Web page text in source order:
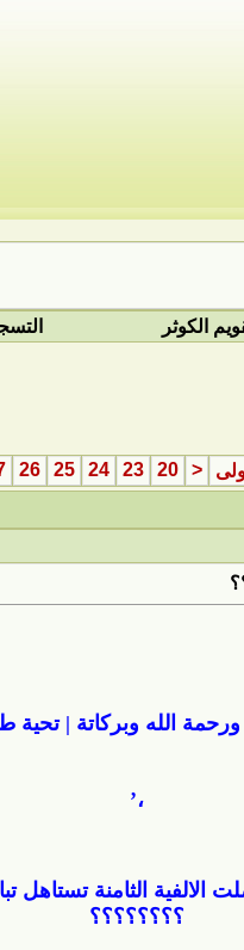
الكوثر
<
20
23
24
25
26
الله وبركاتة | تحية
،’